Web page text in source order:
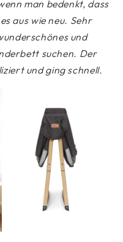
man bedenkt, dass
aus wie neu. Sehr
und
suchen. Der
und ging schnell.